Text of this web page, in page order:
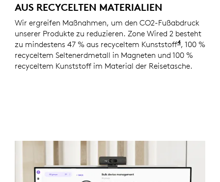
AUS RECYCELTEN MATERIALIEN
Wir ergreifen Maßnahmen, um den CO2-Fußabdruck
unserer Produkte zu reduzieren. Zone Wired 2 besteht
zu mindestens 47 % aus recyceltem Kunststoff4, 100 %
recyceltem Seltenerdmetall in Magneten und 100 %
recyceltem Kunststoff im Material der Reisetasche.